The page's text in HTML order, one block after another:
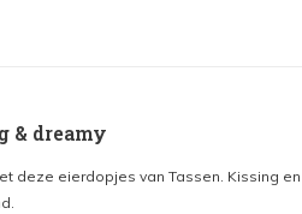
& dreamy
deze eierdopjes van Tassen. Kissing en